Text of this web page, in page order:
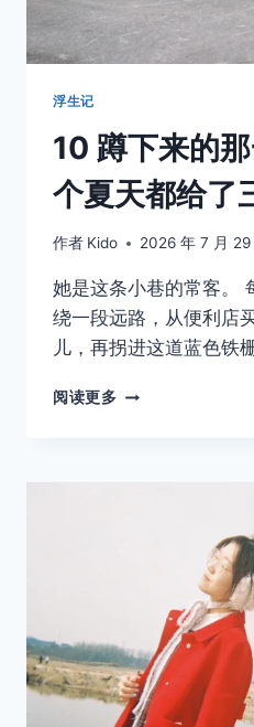
浮生记
10 蹲下来的
个夏天都给了
作者 Kido 2026 年 7 月 29
她是这条小巷的常客。
绕一段远路，从便利店
儿，再拐进这道蓝色铁
阅读更多 10
个
夏
天
都